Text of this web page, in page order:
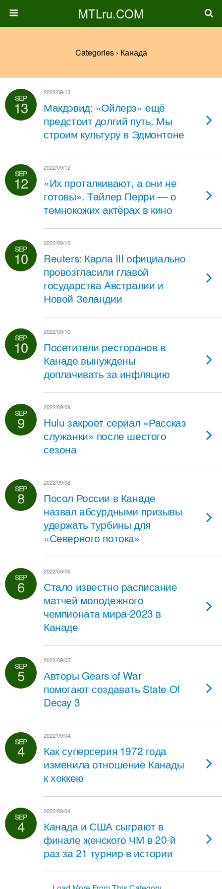
MTLru.COM
Categories › Канада
SEP
13
2022/09/13
Макдэвид: «Ойлерз» ещё
предстоит долгий путь. Мы
строим культуру в Эдмонтоне
SEP
12
2022/09/12
«Их проталкивают, а они не
готовы». Тайлер Перри — о
темнокожих актёрах в кино
SEP
10
2022/09/10
Reuters: Карла III официально
провозгласили главой
государства Австралии и
Новой Зеландии
SEP
10
2022/09/10
Посетители ресторанов в
Канаде вынуждены
доплачивать за инфляцию
SEP
9
2022/09/09
Hulu закроет сериал «Рассказ
служанки» после шестого
сезона
SEP
8
2022/09/08
Посол России в Канаде
назвал абсурдными призывы
удержать турбины для
«Северного потока»
SEP
6
2022/09/06
Стало известно расписание
матчей молодежного
чемпионата мира-2023 в
Канаде
SEP
5
2022/09/05
Авторы Gears of War
помогают создавать State Of
Decay 3
SEP
4
2022/09/04
Как суперсерия 1972 года
изменила отношение Канады
к хоккею
SEP
4
2022/09/04
Канада и США сыграют в
финале женского ЧМ в 20-й
раз за 21 турнир в истории